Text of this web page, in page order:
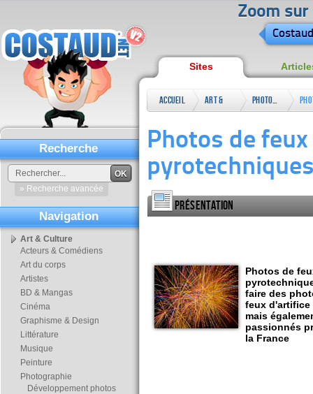
Zoom sur
Sites
Accueil
Art &
Photographie
Photos de
Présentation
Photos de
faire des
feux d'artifice
mais
passionnés
la France
Recherche
OK
» Recherche avancée
Navigation
Art & Culture
Acteurs & Comédiens
Art du corps
Artistes
BD & Mangas
Cinéma
Graphisme & Design
Littérature
Musique
Peinture
Photographie
Développement photos